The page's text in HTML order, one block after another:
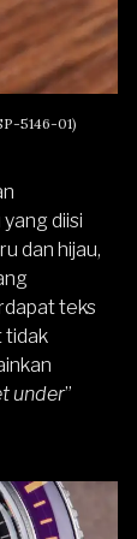
5146-01)
diisi
dan hijau,
teks
tidak
under”